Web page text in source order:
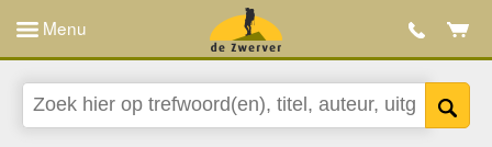
Menu